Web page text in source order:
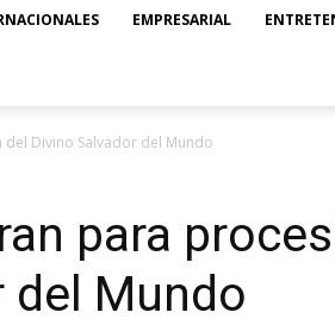
EMPRESARIAL
Divino Salvador del Mundo
para
del Mundo